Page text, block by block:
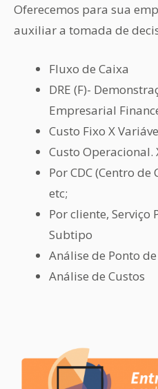
Oferecemos para sua
auxiliar a tomada de
Fluxo de Caixa
DRE (F)-
Empresarial
Custo Fixo X
Custo Operacional.
Por CDC (Centro
etc;
Por cliente,
Subtipo
Análise de Ponto
Análise de Custos